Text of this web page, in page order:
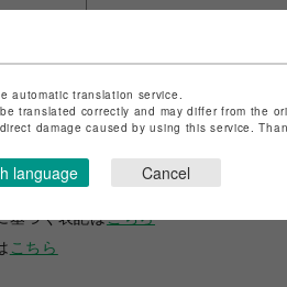
基づく表記はこちら
こちら
automatic translation service.
translated correctly and may differ from the
damage caused by using this service.
language Cancel